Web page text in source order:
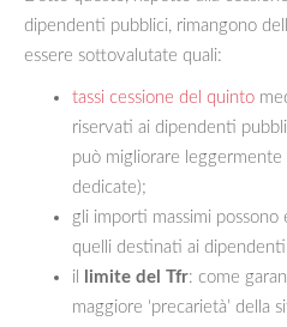
dipendenti pubblici, rimangono
essere sottovalutate quali:
tassi cessione del quinto
riservati ai dipendenti
può migliorare
dedicate);
gli importi massimi
quelli destinati ai
il
limite del Tfr: come
maggiore ‘precarietà’ della